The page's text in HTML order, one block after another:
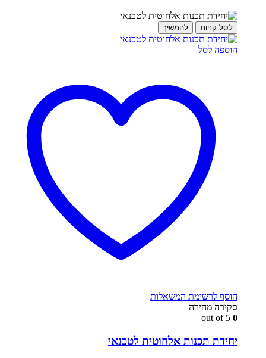
לסל קניות להמשיך
הוספה לסל
הוסף לרשימת המשאלות
סקירה מהירה
0
יחידת תכנות אלחוטית לטכנאי